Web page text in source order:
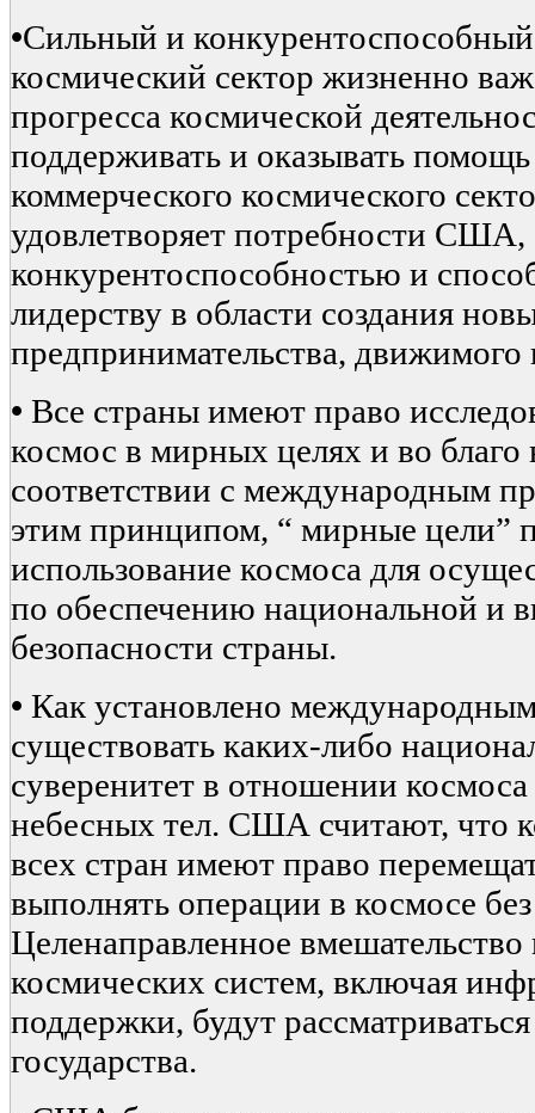
•Сильный и
космический сектор жизненно
прогресса космической
поддерживать и оказывать
коммерческого космического
удовлетворяет потребности США,
конкурентоспособностью и
лидерству в области создания
предпринимательства,
• Все страны имеют право
космос в мирных целях и во благо
соответствии с международным
этим принципом, “ мирные цели”
использование космоса для
по обеспечению национальной и
безопасности страны.
• Как установлено
существовать каких-либо
суверенитет в отношении
небесных тел. США считают, что
всех стран имеют право
выполнять операции в космосе
Целенаправленное вмешательство
космических систем, включая
поддержки, будут
государства.